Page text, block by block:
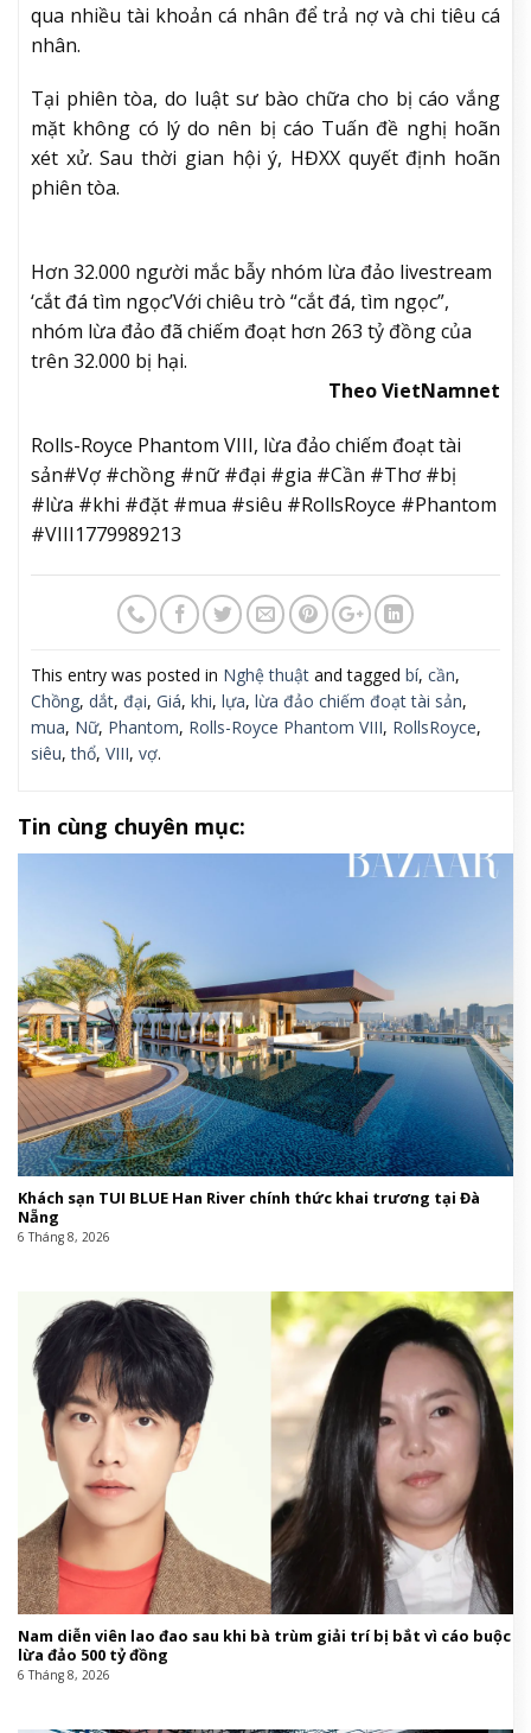
qua nhiều tài khoản cá nhân để trả nợ và chi tiêu cá
nhân.
Tại phiên tòa, do luật sư bào chữa cho bị cáo vắng
mặt không có lý do nên bị cáo Tuấn đề nghị hoãn
xét xử. Sau thời gian hội ý, HĐXX quyết định hoãn
phiên tòa.
Hơn 32.000 người mắc bẫy nhóm lừa đảo livestream
‘cắt đá tìm ngọc’Với chiêu trò “cắt đá, tìm ngọc”,
nhóm lừa đảo đã chiếm đoạt hơn 263 tỷ đồng của
trên 32.000 bị hại.
Theo VietNamnet
Rolls-Royce Phantom VIII, lừa đảo chiếm đoạt tài
sản#Vợ #chồng #nữ #đại #gia #Cần #Thơ #bị
#lừa #khi #đặt #mua #siêu #RollsRoyce #Phantom
#VIII1779989213
This entry was posted in Nghệ thuật and tagged bí, cần,
Chồng, dắt, đại, Giá, khi, lựa, lừa đảo chiếm đoạt tài sản,
mua, Nữ, Phantom, Rolls-Royce Phantom VIII, RollsRoyce,
siêu,thổ, VIII, vợ.
Tin cùng chuyên mục:
Khách sạn TUI BLUE Han River chính thức khai trương tại Đà
Nẵng
6 Tháng 8, 2026
Nam diễn viên lao đao sau khi bà trùm giải trí bị bắt vì cáo buộc
lừa đảo 500 tỷ đồng
6 Tháng 8, 2026